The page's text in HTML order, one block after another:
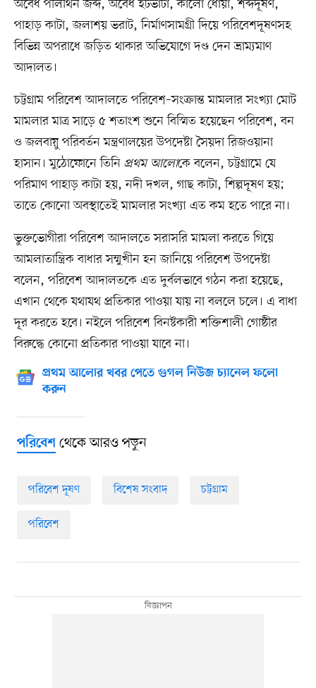
অবৈধ পলিথিন জব্দ, অবৈধ ইটভাটা, কালো ধোঁয়া, শব্দদূষণ,
পাহাড় কাটা, জলাশয় ভরাট, নির্মাণসামগ্রী দিয়ে পরিবেশদূষণসহ
বিভিন্ন অপরাধে জড়িত থাকার অভিযোগে দণ্ড দেন ভ্রাম্যমাণ
আদালত।
চট্টগ্রাম পরিবেশ আদালতে পরিবেশ–সংক্রান্ত মামলার সংখ্যা মোট
মামলার মাত্র সাড়ে ৫ শতাংশ শুনে বিস্মিত হয়েছেন পরিবেশ, বন
ও জলবায়ু পরিবর্তন মন্ত্রণালয়ের উপদেষ্টা সৈয়দা রিজওয়ানা
হাসান। মুঠোফোনে তিনি প্রথম আলোকে বলেন, চট্টগ্রামে যে
পরিমাণ পাহাড় কাটা হয়, নদী দখল, গাছ কাটা, শিল্পদূষণ হয়;
তাতে কোনো অবস্থাতেই মামলার সংখ্যা এত কম হতে পারে না।
ভুক্তভোগীরা পরিবেশ আদালতে সরাসরি মামলা করতে গিয়ে
আমলাতান্ত্রিক বাধার সম্মুখীন হন জানিয়ে পরিবেশ উপদেষ্টা
বলেন, পরিবেশ আদালতকে এত দুর্বলভাবে গঠন করা হয়েছে,
এখান থেকে যথাযথ প্রতিকার পাওয়া যায় না বললে চলে। এ বাধা
দূর করতে হবে। নইলে পরিবেশ বিনষ্টকারী শক্তিশালী গোষ্ঠীর
বিরুদ্ধে কোনো প্রতিকার পাওয়া যাবে না।
প্রথম আলোর খবর পেতে গুগল নিউজ চ্যানেল ফলো
করুন
পরিবেশথেকে আরও পড়ুন
পরিবেশ দূষণ বিশেষ সংবাদ চট্টগ্রাম
পরিবেশ